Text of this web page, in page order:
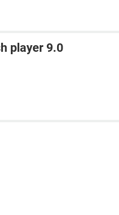
player 9.0